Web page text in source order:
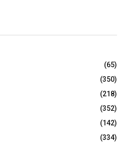
(65)
(350)
(218)
(352)
(142)
(334)